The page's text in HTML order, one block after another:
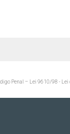
Penal –
Lei 9610/98 -